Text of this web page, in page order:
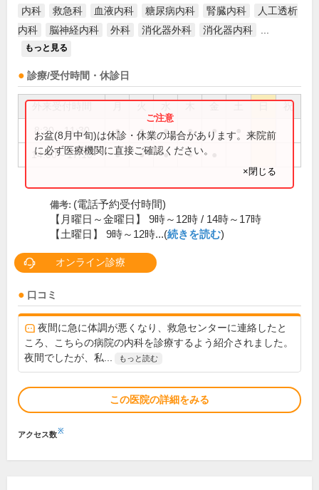
内科 救急科 血液内科 糖尿病内科 腎臓内科
人工透析
内科
脳神経内科 外科 消化器外科 消化器内科
もっと見る
診療/受付時間・休診日
祝
8:30～11:30 ● ● ● ● ●
14:00～17:10 ● ● ● ●
お盆(8月中旬)は休診・休業の場合があります。来院前
に必ず医療機関に直接ご確認ください。
×閉じる
備考: (電話予約受付時間)
【月曜日～金曜日】 9時～12時 / 14時～17時
【土曜日】 9時～12時...(続きを読む)
オンライン診療
口コミ
夜間に急に体調が悪くなり、救急センターに連絡したと
ころ、こちらの病院の内科を診療するよう紹介されました。
夜間でしたが、私...
もっと読む
この医院の詳細をみる
アクセス数※